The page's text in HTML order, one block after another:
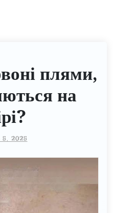
плями,
на
2025